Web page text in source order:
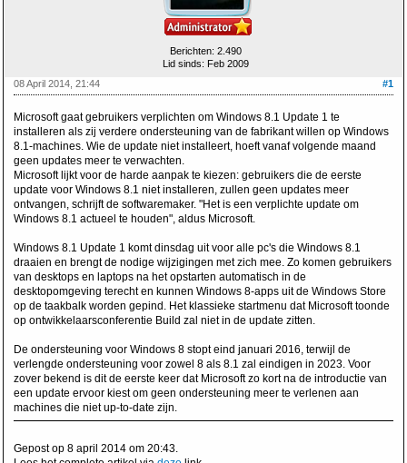
Berichten: 2.490
Lid sinds: Feb 2009
#1
08 April 2014, 21:44
Microsoft gaat gebruikers verplichten om Windows 8.1 Update 1 te
installeren als zij verdere ondersteuning van de fabrikant willen op Windows
8.1-machines. Wie de update niet installeert, hoeft vanaf volgende maand
geen updates meer te verwachten.
Microsoft lijkt voor de harde aanpak te kiezen: gebruikers die de eerste
update voor Windows 8.1 niet installeren, zullen geen updates meer
ontvangen, schrijft de softwaremaker. "Het is een verplichte update om
Windows 8.1 actueel te houden", aldus Microsoft.
Windows 8.1 Update 1 komt dinsdag uit voor alle pc's die Windows 8.1
draaien en brengt de nodige wijzigingen met zich mee. Zo komen gebruikers
van desktops en laptops na het opstarten automatisch in de
desktopomgeving terecht en kunnen Windows 8-apps uit de Windows Store
op de taakbalk worden gepind. Het klassieke startmenu dat Microsoft toonde
op ontwikkelaarsconferentie Build zal niet in de update zitten.
De ondersteuning voor Windows 8 stopt eind januari 2016, terwijl de
verlengde ondersteuning voor zowel 8 als 8.1 zal eindigen in 2023. Voor
zover bekend is dit de eerste keer dat Microsoft zo kort na de introductie van
een update ervoor kiest om geen ondersteuning meer te verlenen aan
machines die niet up-to-date zijn.
Gepost op 8 april 2014 om 20:43.